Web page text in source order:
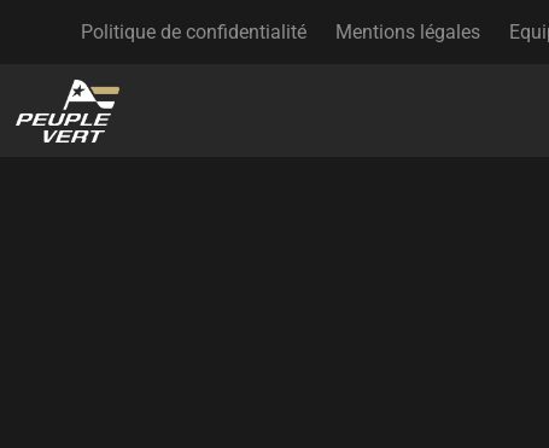
Politique de confidentialité Mentions légales